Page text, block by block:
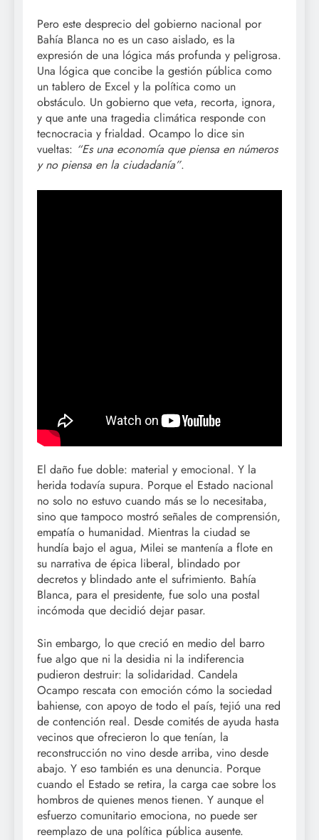
Pero este desprecio del gobierno nacional por
Bahía Blanca no es un caso aislado, es la
expresión de una lógica más profunda y peligrosa.
Una lógica que concibe la gestión pública como
un tablero de Excel y la política como un
obstáculo. Un gobierno que veta, recorta, ignora,
y que ante una tragedia climática responde con
tecnocracia y frialdad. Ocampo lo dice sin
vueltas: “Es una economía que piensa en números
y no piensa en la ciudadanía”.
El daño fue doble: material y emocional. Y la
herida todavía supura. Porque el Estado nacional
no solo no estuvo cuando más se lo necesitaba,
sino que tampoco mostró señales de comprensión,
empatía o humanidad. Mientras la ciudad se
hundía bajo el agua, Milei se mantenía a flote en
su narrativa de épica liberal, blindado por
decretos y blindado ante el sufrimiento. Bahía
Blanca, para el presidente, fue solo una postal
incómoda que decidió dejar pasar.
Sin embargo, lo que creció en medio del barro
fue algo que ni la desidia ni la indiferencia
pudieron destruir: la solidaridad. Candela
Ocampo rescata con emoción cómo la sociedad
bahiense, con apoyo de todo el país, tejió una red
de contención real. Desde comités de ayuda hasta
vecinos que ofrecieron lo que tenían, la
reconstrucción no vino desde arriba, vino desde
abajo. Y eso también es una denuncia. Porque
cuando el Estado se retira, la carga cae sobre los
hombros de quienes menos tienen. Y aunque el
esfuerzo comunitario emociona, no puede ser
reemplazo de una política pública ausente.